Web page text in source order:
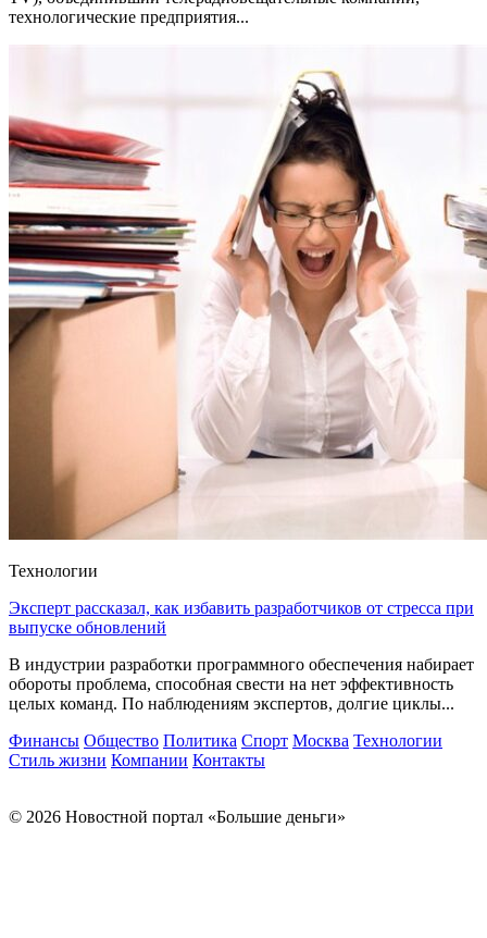
технологические предприятия...
Технологии
Эксперт рассказал, как избавить разработчиков от стресса при
выпуске обновлений
В индустрии разработки программного обеспечения набирает
обороты проблема, способная свести на нет эффективность
целых команд. По наблюдениям экспертов, долгие циклы...
Финансы Общество Политика Спорт Москва Технологии
Стиль жизни Компании Контакты
© 2026 Новостной портал «Большие деньги»